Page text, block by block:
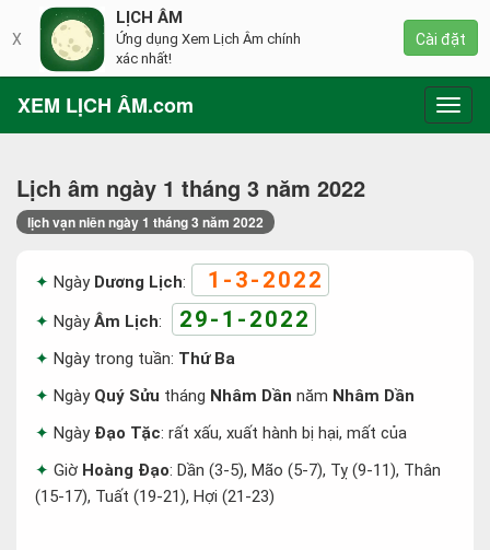
XEM LỊCH ÂM.com
Lịch âm ngày 1 tháng 3 năm 2022
lịch vạn niên ngày 1 tháng 3 năm 2022
Ngày Dương Lịch: 1-3-2022
NgàyÂm Lịch: 29-1-2022
Ngày trong tuần: Thứ Ba
Ngày Quý Sửu tháng Nhâm Dần năm Nhâm Dần
Ngày Đạo Tặc: rất xấu, xuất hành bị hại, mất của
Giờ Hoàng Đạo: Dần (3-5), Mão (5-7), Tỵ (9-11), Thân
(15-17), Tuất (19-21), Hợi (21-23)
X
LỊCH ÂM
Ứng dụng Xem Lịch Âm chính
xác nhất!
Cài đặt